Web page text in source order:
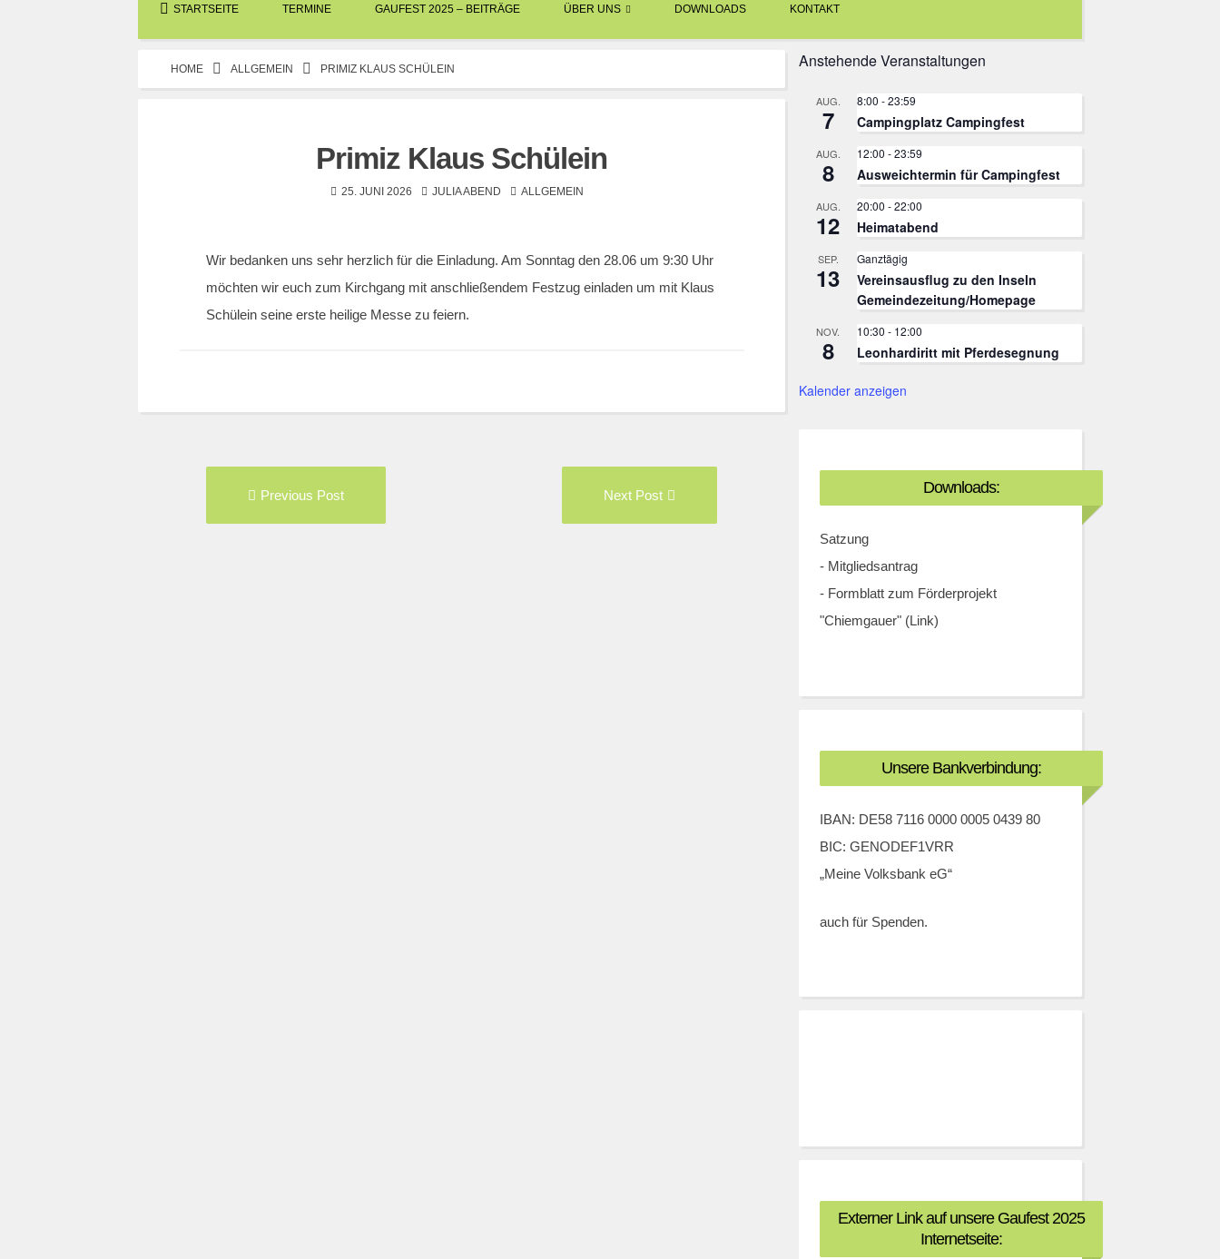
STARTSEITE TERMINE GAUFEST 2025 – BEITRÄGE ÜBER UNS DOWNLOADS KONTAKT
HOME ALLGEMEIN PRIMIZ KLAUS SCHÜLEIN
Primiz Klaus Schülein
25. JUNI 2026 JULIA ABEND ALLGEMEIN
Wir bedanken uns sehr herzlich für die Einladung. Am Sonntag den 28.06 um 9:30 Uhr
möchten wir euch zum Kirchgang mit anschließendem Festzug einladen um mit Klaus
Schülein seine erste heilige Messe zu feiern.
Previous Post Next Post
Anstehende Veranstaltungen
AUG.
7
8:00 -23:59
Campingplatz Campingfest
AUG.
8
12:00 -23:59
Ausweichtermin für Campingfest
AUG.
12
20:00 -22:00
Heimatabend
SEP.
13
Ganztägig
Vereinsausflug zu den Inseln
Gemeindezeitung/Homepage
NOV.
8
10:30 - 12:00
Leonhardiritt mit Pferdesegnung
Kalender anzeigen
Downloads:
Satzung
- Mitgliedsantrag
- Formblatt zum Förderprojekt
"Chiemgauer" (Link)
Unsere Bankverbindung:
IBAN: DE58 7116 0000 0005 0439 80
BIC: GENODEF1VRR
„Meine Volksbank eG“
auch für Spenden.
Externer Link auf unsere Gaufest 2025
Internetseite: